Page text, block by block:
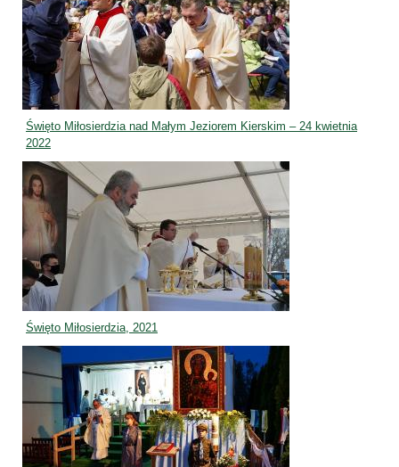
Święto Miłosierdzia nad Małym Jeziorem Kierskim – 24 kwietnia
2022
Święto Miłosierdzia, 2021